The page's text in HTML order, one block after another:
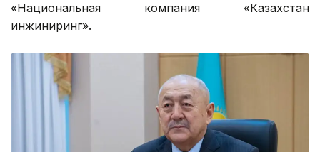
«Национальная компания «Казахстан
инжиниринг».